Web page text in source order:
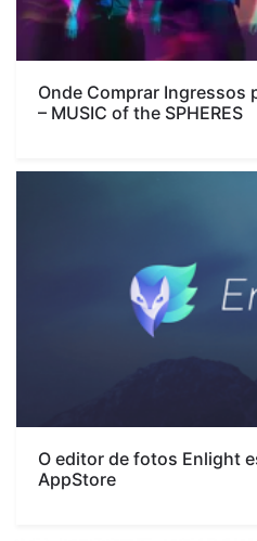
Onde Comprar Ingressos
– MUSIC of the SPHERES
O editor de fotos Enlight
AppStore